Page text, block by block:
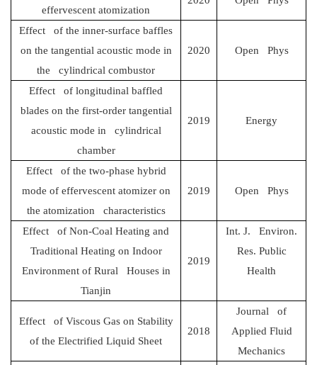
effervescent atomization
Effect of the inner-surface baffles
on the tangential acoustic mode in
the cylindrical combustor
2020 Open Phys
Effect of longitudinal baffled
blades on the first-order tangential
acoustic mode in cylindrical
chamber
2019 Energy
Effect of the two-phase hybrid
mode of effervescent atomizer on
the atomization characteristics
2019 Open Phys
Effect of Non-Coal Heating and
Traditional Heating on Indoor
Environment of Rural Houses in
Tianjin
2019
Int. J. Environ.
Res. Public
Health
Effect of Viscous Gas on Stability
of the Electrified Liquid Sheet
2018
Journal of
Applied Fluid
Mechanics